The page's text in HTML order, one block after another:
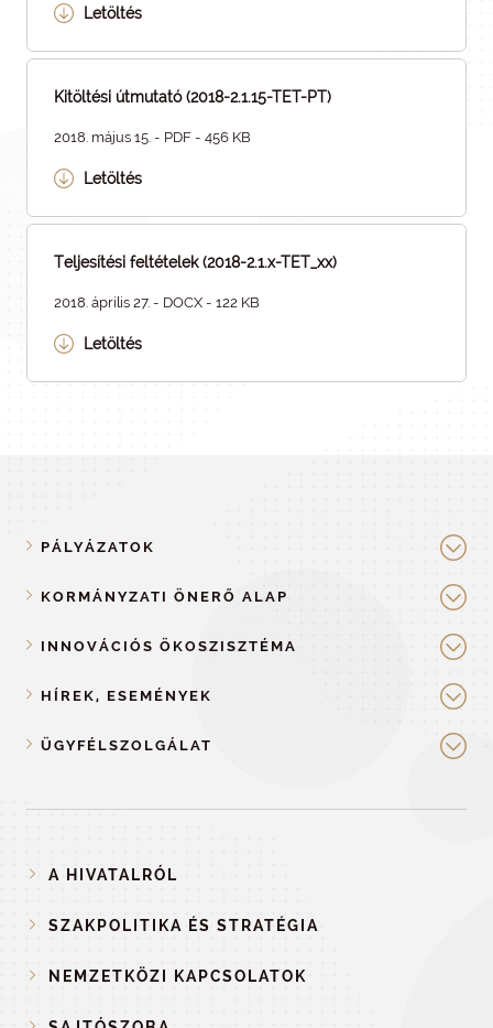
Letöltés
Kitöltési útmutató (2018-2.1.15-TET-PT)
2018. május 15. - PDF - 456 KB
Letöltés
Teljesítési feltételek (2018-2.1.x-TET_xx)
2018. április 27. - DOCX - 122 KB
Letöltés
PÁLYÁZATOK
KORMÁNYZATI ÖNERŐ ALAP
INNOVÁCIÓS ÖKOSZISZTÉMA
HÍREK, ESEMÉNYEK
ÜGYFÉLSZOLGÁLAT
A HIVATALRÓL
SZAKPOLITIKA ÉS STRATÉGIA
NEMZETKÖZI KAPCSOLATOK